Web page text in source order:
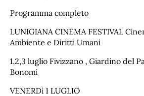
Programma completo
LUNIGIANA CINEMA FESTIVAL
Ambiente e Diritti Umani
1,2,3 luglio Fivizzano , Giardino del
Bonomi
VENERDì 1 LUGLIO